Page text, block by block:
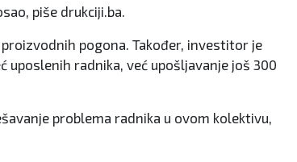
piše drukciji.ba.
pogona. Također, investitor je
radnika, već upošljavanje još 300
problema radnika u ovom kolektivu,